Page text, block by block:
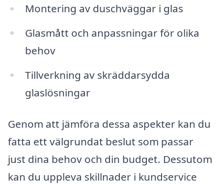
Montering av duschväggar i glas
Glasmått och anpassningar för olika
behov
Tillverkning av skräddarsydda
glaslösningar
Genom att jämföra dessa aspekter kan du
fatta ett välgrundat beslut som passar
just dina behov och din budget. Dessutom
kan du uppleva skillnader i kundservice